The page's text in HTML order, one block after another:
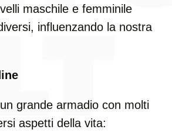
maschile e femminile
influenzando la nostra
grande armadio con molti
aspetti della vita: